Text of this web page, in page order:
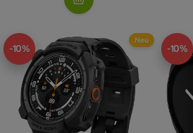
-10%
Neu
-10%